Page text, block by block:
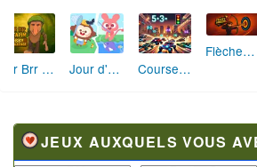
Brr Brr Patapim: Le Défi Parkour Délirant Jour d'Aventure: Puzzles en Plein Air Course Mathématique: La Vitesse par les Chiffres
Flèches Rusées 2 : Visez Juste et Défiez la Rotation!
JEUX AUXQUELS VOUS AVEZ